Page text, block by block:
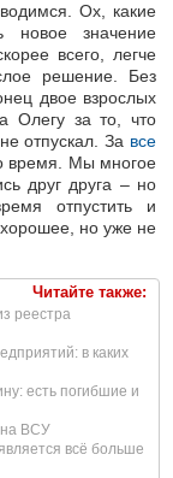
Ох, какие
новое значение
всего, легче
решение. Без
двое взрослых
Олегу за то, что
отпускал. За все
время. Мы многое
друг друга – но
отпустить и
но уже не
Читайте также:
реестра
в каких
есть погибшие и
на ВСУ
всё больше